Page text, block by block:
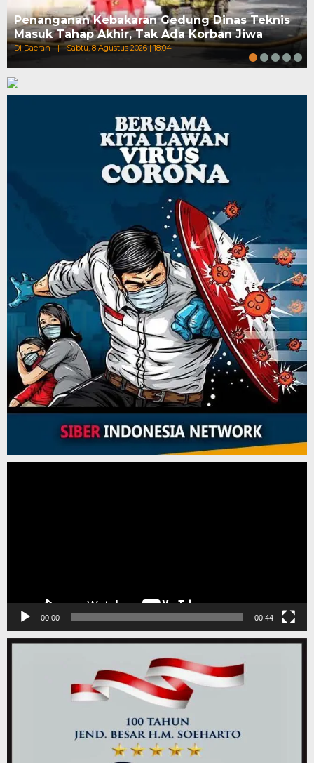
Penanganan Kebakaran Gedung Dinas Teknis
Masuk Tahap Akhir, Tak Ada Korban Jiwa
Di Daerah | Sabtu, 8 Agustus 2026 | 18:04
00:00 00:44